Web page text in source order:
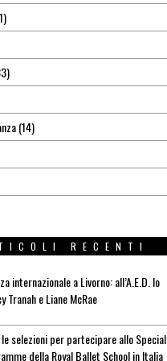
(14)
RECENTI
internazionale a Livorno: all’A.E.D. lo
Tranah e Liane McRae
le selezioni per partecipare allo Special
della Royal Ballet School in Italia